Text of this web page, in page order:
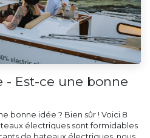
Est-ce une bonne
bonne idée ?​ Bien sûr ! Voici 8
électriques sont formidables